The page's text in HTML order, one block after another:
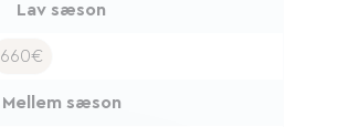
Lav sæson
660€
Mellem sæson